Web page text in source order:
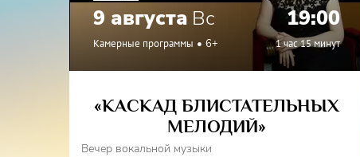
9 августа Вс 19:00
Камерные программы 6+ 1 час 15 минут
«КАСКАД БЛИСТАТЕЛЬНЫХ
МЕЛОДИЙ»
Вечер вокальной музыки